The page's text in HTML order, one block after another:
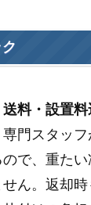
送料・設置料
門スタッ
で、重た
ん。返却